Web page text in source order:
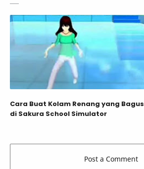
Cara Buat Kolam Renang yang Bagus
di Sakura School Simulator